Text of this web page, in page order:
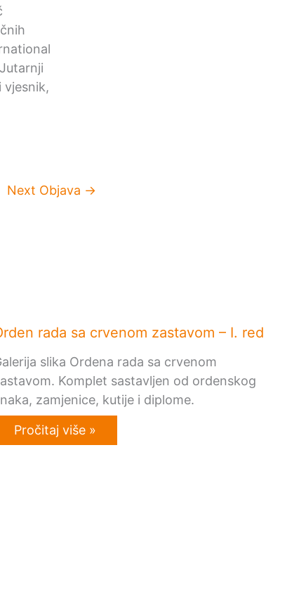
vjesnik,
Next Objava →
rada sa crvenom zastavom – I. red
slika Ordena rada sa crvenom
Komplet sastavljen od ordenskog
zamjenice, kutije i diplome.
Pročitaj više »